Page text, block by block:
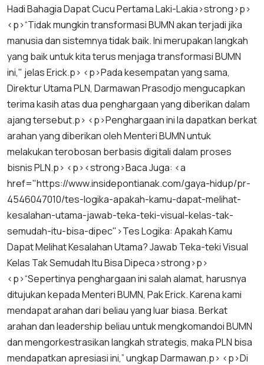
HadiBahagiaDapatCucuPertamaLaki-Lakia>strong>p>
<p>“TidakmungkintransformasiBUMNakanterjadi jika
manusiadansistemnyatidakbaik.Inimerupakanlangkah
yang baikuntukkitaterusmenjagatransformasiBUMN
ini," jelasErick.p> <p>Padakesempatanyangsama,
DirekturUtamaPLN, DarmawanPrasodjomengucapkan
terimakasihatasdua penghargaanyangdiberikandalam
ajangtersebut.p> <p>PenghargaaniniIadapatkan berkat
arahanyangdiberikanolehMenteriBUMNuntuk
melakukanterobosan berbasisdigitalidalam proses
bisnisPLN.p> <p><strong>BacaJuga: <a
href="https://www.insidepontianak.com/gaya-hidup/pr-
4546047010/tes-logika-apakah-kamu-dapat-melihat-
kesalahan-utama-jawab-teka-teki-visual-kelas-tak-
semudah-itu-bisa-dipec">TesLogika: ApakahKamu
DapatMelihatKesalahanUtama?Jawab Teka-tekiVisual
Kelas TakSemudahItuBisaDipeca>strong>p>
<p>“Sepertinya penghargaaninisalahalamat, harusnya
ditujukankepadaMenteriBUMN, PakErick.Karenakami
mendapatarahandari beliauyangluarbiasa.Berkat
arahandanleadership beliauuntukmengkomandoiBUMN
danmengorkestrasikanlangkahstrategis, makaPLN bisa
mendapatkanapresiasiini,”ungkapDarmawan.p> <p>Di